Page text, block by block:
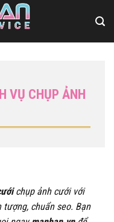
VỤ CHỤP ẢNH
chụp ảnh cưới với
chuẩn seo. Bạn